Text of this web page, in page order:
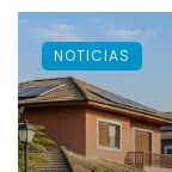
NOTICIAS